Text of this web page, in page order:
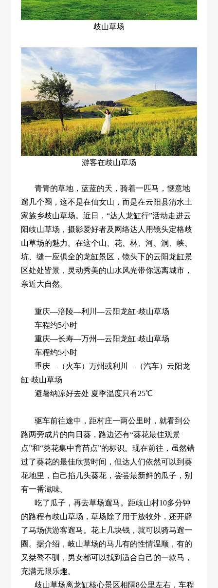
歧山草场
游客在歧山草场
青青的草地，蓝蓝的天，骑着一匹马，惬意地
遛几个圈，这不是在仙女山，而是在云阳县清水土
家族乡歧山草场。近日，“达人龙缸行”活动走进云
阳歧山草场，摄影爱好者及网络达人用镜头定格歧
山草场的魅力。在这个山、花、林、河、洞、峡、
坑、缝一应俱全的龙缸景区，镜头下的云阳龙缸景
区处处皆景，灵动秀美的山水风光带你远离城市，
亲近大自然。
重庆—涪陵—利川—云阳龙缸·歧山草场
车程约5小时
重庆—长寿—万州—云阳龙缸·歧山草场
车程约5小时
重庆—（火车）万州或利川—（汽车）云阳龙
缸·歧山草场
避暑纳凉好去处 夏季温度只有25℃
驱车前往途中，距村庄一两公里时，就看到公
路两旁成片的向日葵，路边还有“葵花最佳观景
点”和“葵花集中育苗点”的标识。现在前往，虽然错
过了葵花的最佳欣赏时间，但达人们依然可以到葵
花地里，自己掐几头葵花，尝尝最新鲜的瓜子，别
有一番滋味。
吃了瓜子，再去草场遛马。距歧山村10多分钟
的路程有歧山草场，草场除了用于放牧外，还开辟
了马场供游客遛马。花上几块钱，就可以骑马遛一
圈。据介绍，岐山草场的马儿有的性情温顺，有的
又桀骜不驯，男女都可以找到适合自己的一款马，
充满无限乐趣。
歧山草场离龙缸核心景区相隔8公里左右，车程